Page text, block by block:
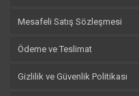
Mesafeli Satış Sözleşmesi
Ödeme ve Teslimat
Gizlilik ve Güvenlik Politikası